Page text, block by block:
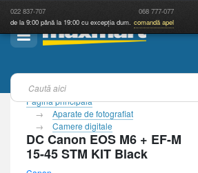
022 837-707 068 777-077
de la 9:00 până la 19:00 cu excepția dum. comandă apel
Pagina principală
Aparate de fotografiat
Camere digitale
DC Canon EOS M6 + EF-M
15-45 STM KIT Black